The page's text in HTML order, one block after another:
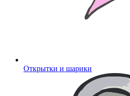
Открытки и шарики